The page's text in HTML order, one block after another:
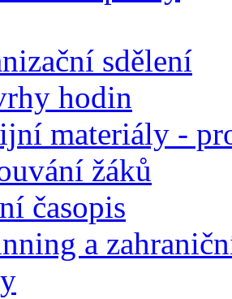
sdělení
hodin
materiály -
žáků
časopis
a